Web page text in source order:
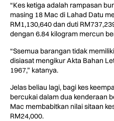
“Kes ketiga adalah rampasan
masing 18 Mac di Lahad Datu
RM1,130,640 dan duti
dengan 6.84 kilogram mercun
“Ssemua barangan tidak
disiasat mengikur Akta Bahan
1967,” katanya.
Jelas beliau lagi, bagi kes
bercukai dalam dua kenderaan
Mac membabitkan nilai sitaan
RM24,000.